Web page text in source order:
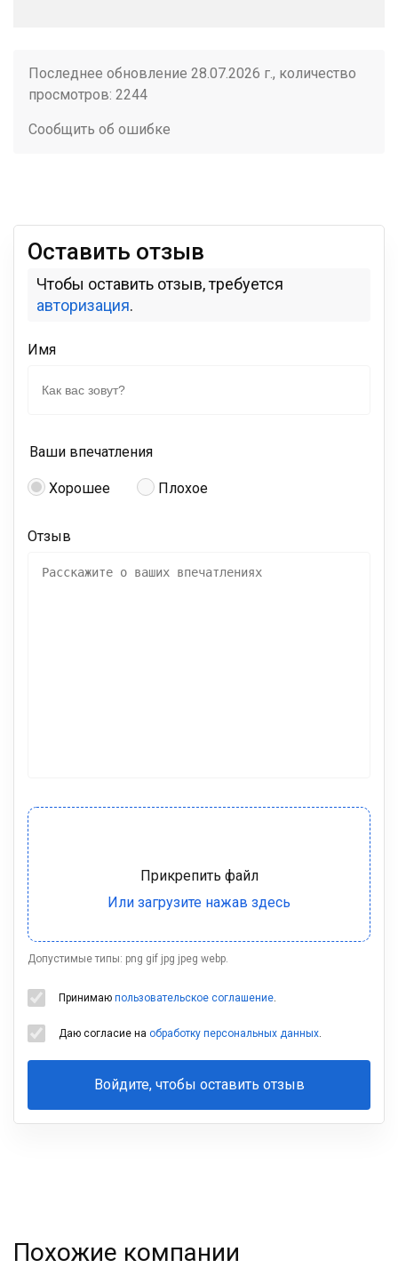
Последнее обновление 28.07.2026 г., количество
просмотров: 2244
Сообщить об ошибке
Оставить отзыв
Чтобы оставить отзыв, требуется
авторизация.
Имя
Ваши впечатления
Хорошее Плохое
Отзыв
Допустимые типы: png gif jpg jpeg webp.
Принимаю пользовательское соглашение.
Даю согласие на обработку персональных данных.
Войдите, чтобы оставить отзыв
Ваша
Похожие компании